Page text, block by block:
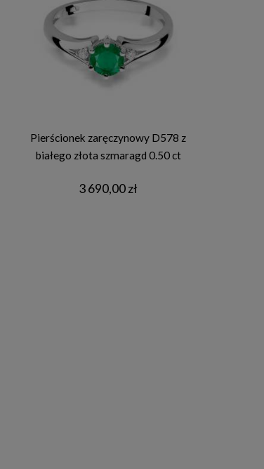
Pierścionek zaręczynowy D578 z
białego złota szmaragd 0.50 ct
3 690,00 zł